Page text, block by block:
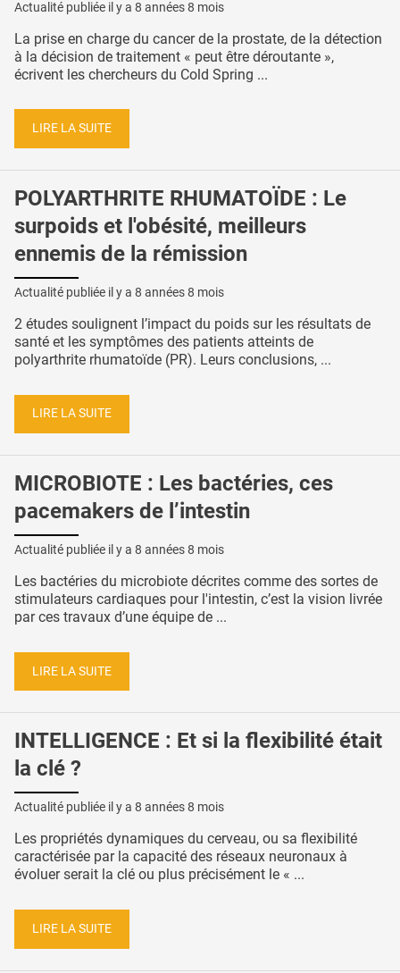
Actualité publiée il y a 8 années 8 mois
La prise en charge du cancer de la prostate, de la détection
à la décision de traitement « peut être déroutante »,
écrivent les chercheurs du Cold Spring ...
LIRE LA SUITE
POLYARTHRITE RHUMATOÏDE : Le
surpoids et l'obésité, meilleurs
ennemis de la rémission
Actualité publiée il y a 8 années 8 mois
2 études soulignent l’impact du poids sur les résultats de
santé et les symptômes des patients atteints de
polyarthrite rhumatoïde (PR). Leurs conclusions, ...
LIRE LA SUITE
MICROBIOTE : Les bactéries, ces
pacemakers de l’intestin
Actualité publiée il y a 8 années 8 mois
Les bactéries du microbiote décrites comme des sortes de
stimulateurs cardiaques pour l'intestin, c’est la vision livrée
par ces travaux d’une équipe de ...
LIRE LA SUITE
INTELLIGENCE : Et si la flexibilité était
la clé ?
Actualité publiée il y a 8 années 8 mois
Les propriétés dynamiques du cerveau, ou sa flexibilité
caractérisée par la capacité des réseaux neuronaux à
évoluer serait la clé ou plus précisément le « ...
LIRE LA SUITE